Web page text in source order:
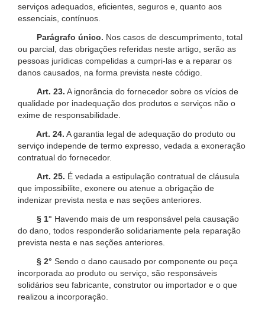
serviços adequados, eficientes, seguros e, quanto aos
essenciais, contínuos.
Parágrafo único. Nos casos de descumprimento, total
ou parcial, das obrigações referidas neste artigo, serão as
pessoas jurídicas compelidas a cumpri-las e a reparar os
danos causados, na forma prevista neste código.
Art. 23. A ignorância do fornecedor sobre os vícios de
qualidade por inadequação dos produtos e serviços não o
exime de responsabilidade.
Art. 24. A garantia legal de adequação do produto ou
serviço independe de termo expresso, vedada a exoneração
contratual do fornecedor.
Art. 25. É vedada a estipulação contratual de cláusula
que impossibilite, exonere ou atenue a obrigação de
indenizar prevista nesta e nas seções anteriores.
§ 1° Havendo mais de um responsável pela causação
do dano, todos responderão solidariamente pela reparação
prevista nesta e nas seções anteriores.
§ 2° Sendo o dano causado por componente ou peça
incorporada ao produto ou serviço, são responsáveis
solidários seu fabricante, construtor ou importador e o que
realizou a incorporação.